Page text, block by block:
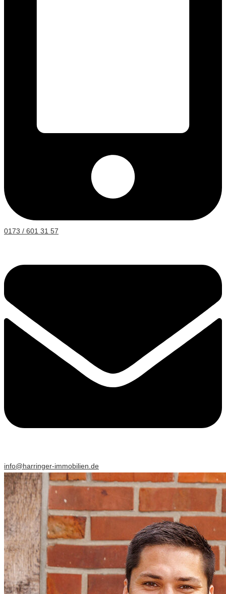
0173 / 601 31 57
info@harringer-immobilien.de